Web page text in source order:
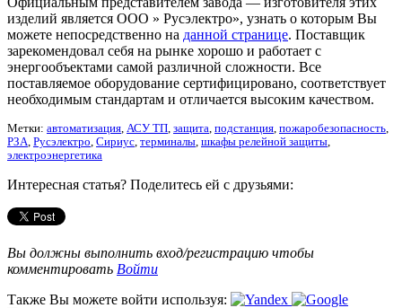
изделий является ООО » Русэлектро», узнать о которым Вы
можете непосредственно на данной странице. Поставщик
зарекомендовал себя на рынке хорошо и работает с
энергообъектами самой различной сложности. Все
поставляемое оборудование сертифицировано, соответствует
необходимым стандартам и отличается высоким качеством.
Метки: автоматизация, АСУ ТП, защита, подстанция, пожаробезопасность,
РЗА, Русэлектро, Сириус, терминалы, шкафы релейной защиты,
электроэнергетика
Интересная статья? Поделитесь ей с друзьями:
Вы должны выполнить вход/регистрацию чтобы
комментировать Войти
Также Вы можете войти используя: